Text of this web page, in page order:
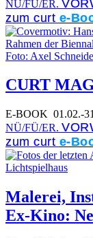
NÜ/FÜ/ER.
zum curt e-
CURT
E-BOOK 01.02.-
NÜ/FÜ/ER.
zum curt e-
Malerei,
Ex-Kino: